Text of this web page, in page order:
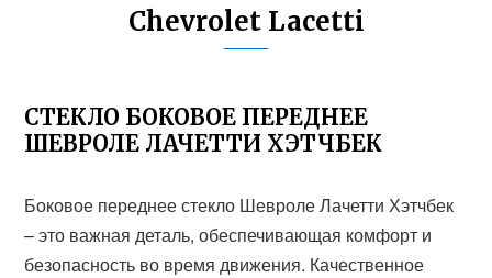
Chevrolet Lacetti
СТЕКЛО БОКОВОЕ ПЕРЕДНЕЕ
ШЕВРОЛЕ ЛАЧЕТТИ ХЭТЧБЕК
Боковое переднее стекло Шевроле Лачетти Хэтчбек
– это важная деталь, обеспечивающая комфорт и
безопасность во время движения. Качественное